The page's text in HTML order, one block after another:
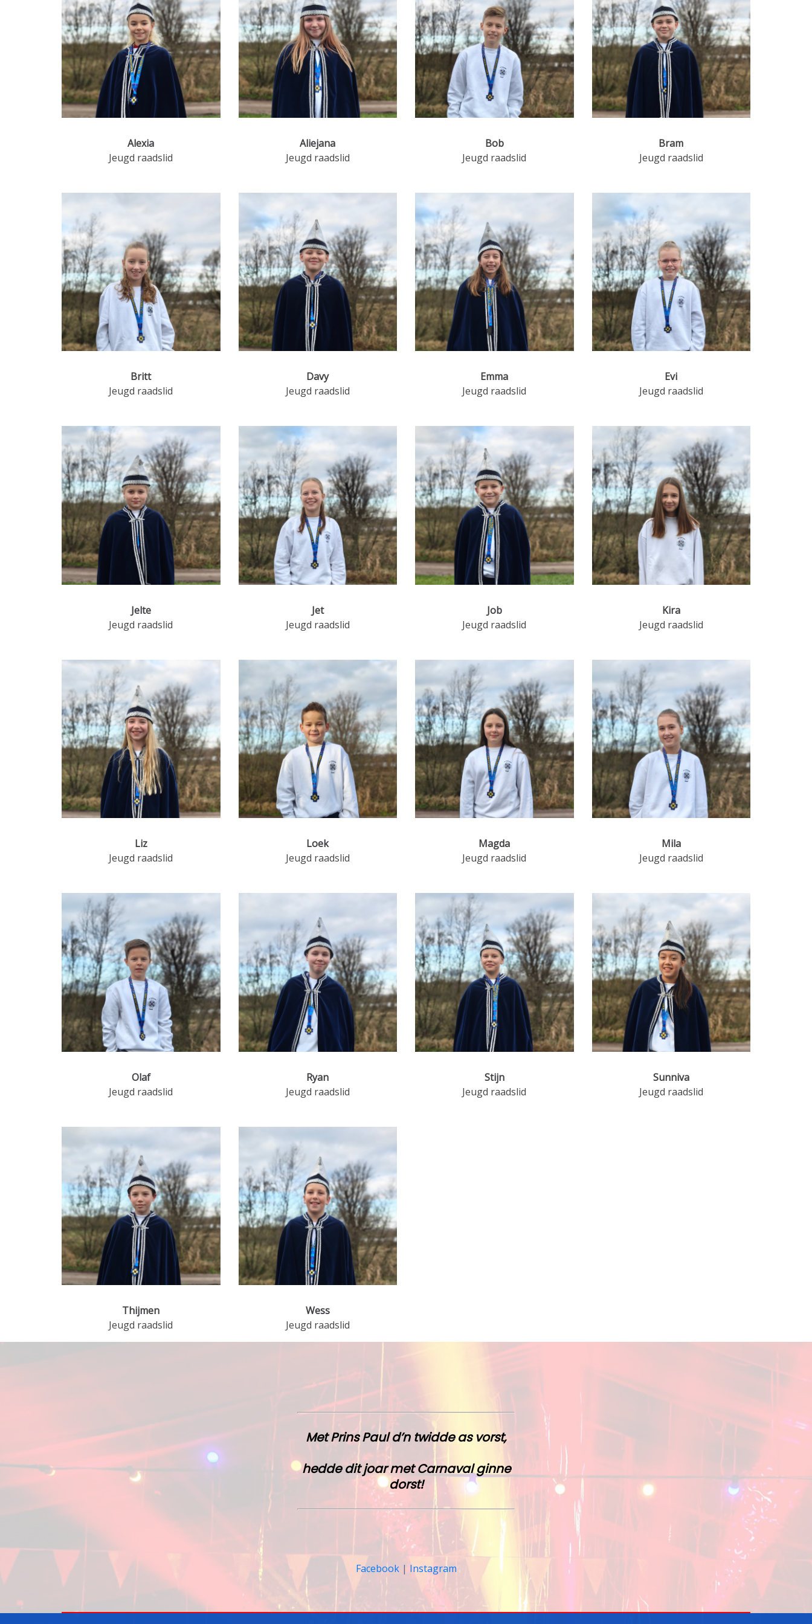
Alexia
Jeugd raadslid
Britt
Jeugd raadslid
Jelte
Jeugd raadslid
Liz
Jeugd raadslid
Olaf
Jeugd raadslid
Thijmen
Jeugd raadslid
Aliejana
Jeugd raadslid
Davy
Jeugd raadslid
Jet
Jeugd raadslid
Loek
Jeugd raadslid
Ryan
Jeugd raadslid
Wess
Jeugd raadslid
Bob
Jeugd raadslid
Emma
Jeugd raadslid
Job
Jeugd raadslid
Magda
Jeugd raadslid
Stijn
Jeugd raadslid
Bram
Jeugd raadslid
Evi
Jeugd raadslid
Kira
Jeugd raadslid
Mila
Jeugd raadslid
Sunniva
Jeugd raadslid
Met Prins Paul d’n twidde as vorst,
hedde dit joar met Carnaval ginne
dorst!
Facebook| Instagram